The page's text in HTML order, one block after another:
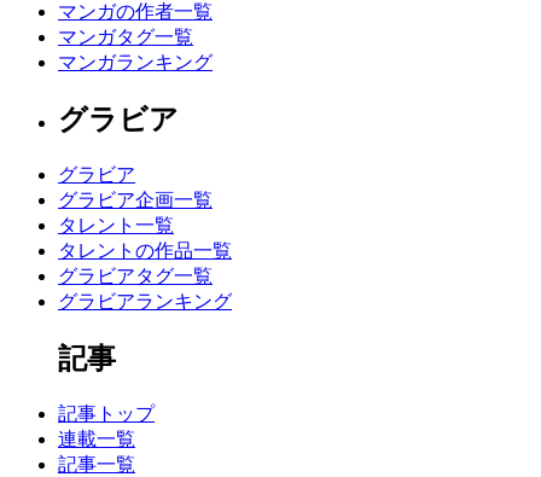
マンガの作者一覧
マンガタグ一覧
マンガランキング
グラビア
グラビア
グラビア企画一覧
タレント一覧
タレントの作品一覧
グラビアタグ一覧
グラビアランキング
記事
記事トップ
連載一覧
記事一覧